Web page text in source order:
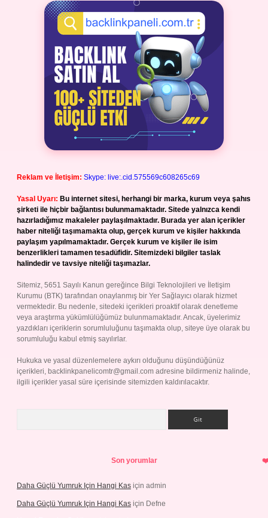
Reklam ve İletişim: Skype: live:.cid.575569c608265c69
Yasal Uyarı: Bu internet sitesi, herhangi bir marka, kurum veya şahıs
şirketi ile hiçbir bağlantısı bulunmamaktadır. Sitede yalnızca kendi
hazırladığımız makaleler paylaşılmaktadır. Burada yer alan içerikler
haber niteliği taşımamakta olup, gerçek kurum ve kişiler hakkında
paylaşım yapılmamaktadır. Gerçek kurum ve kişiler ile isim
benzerlikleri tamamen tesadüfidir. Sitemizdeki bilgiler taslak
halindedir ve tavsiye niteliği taşımazlar.
Sitemiz, 5651 Sayılı Kanun gereğince Bilgi Teknolojileri ve İletişim
Kurumu (BTK) tarafından onaylanmış bir Yer Sağlayıcı olarak hizmet
vermektedir. Bu nedenle, sitedeki içerikleri proaktif olarak denetleme
veya araştırma yükümlülüğümüz bulunmamaktadır. Ancak, üyelerimiz
yazdıkları içeriklerin sorumluluğunu taşımakta olup, siteye üye olarak bu
sorumluluğu kabul etmiş sayılırlar.
Hukuka ve yasal düzenlemelere aykırı olduğunu düşündüğünüz
içerikleri, backlinkpanelicomtr@gmail.com adresine bildirmeniz halinde,
ilgili içerikler yasal süre içerisinde sitemizden kaldırılacaktır.
Son yorumlar
Daha Güçlü Yumruk Için Hangi Kas için admin
Daha Güçlü Yumruk Için Hangi Kas için Defne